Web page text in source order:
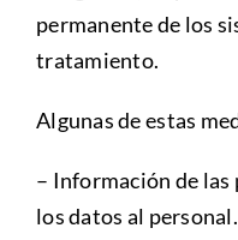
permanente de los
tratamiento.
Algunas de estas
– Información de
los datos al personal.